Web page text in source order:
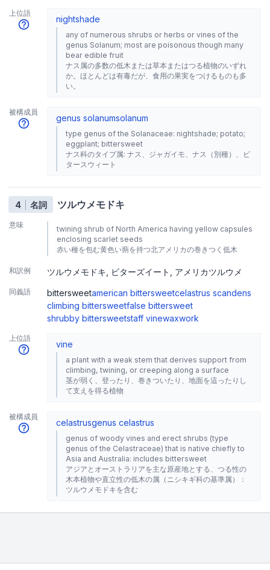
上位語
nightshade
any of numerous shrubs or herbs or vines of the
genus Solanum; most are poisonous though many
bear edible fruit
ナス属の多数の低木または草本またはつる植物のいずれ
か。ほとんどは有毒だが、食用の果実をつけるものも多
い。
被構成員
genus solanumsolanum
type genus of the Solanaceae: nightshade; potato;
eggplant; bittersweet
ナス科のタイプ属: ナス、ジャガイモ、ナス（別種）、ビ
タースウィート
4 名詞 ツルウメモドキ
意味
twining shrub of North America having yellow capsules
enclosing scarlet seeds
赤い種を包む黄色い蒴を持つ北アメリカの巻きつく低木
和訳例 ツルウメモドキ ビターズイート アメリカツルウメ
同義語 bittersweetamerican bittersweetcelastrus scandens
climbing bittersweetfalse bittersweet
shrubby bittersweetstaff vinewaxwork
上位語
vine
a plant with a weak stem that derives support from
climbing, twining, or creeping along a surface
茎が弱く、登ったり、巻きついたり、地面を這ったりし
て支えを得る植物
被構成員
celastrusgenus celastrus
genus of woody vines and erect shrubs (type
genus of the Celastraceae) that is native chiefly to
Asia and Australia: includes bittersweet
アジアとオーストラリアを主な原産地とする、つる性の
木本植物や直立性の低木の属（ニシキギ科の基準属）：
ツルウメモドキを含む